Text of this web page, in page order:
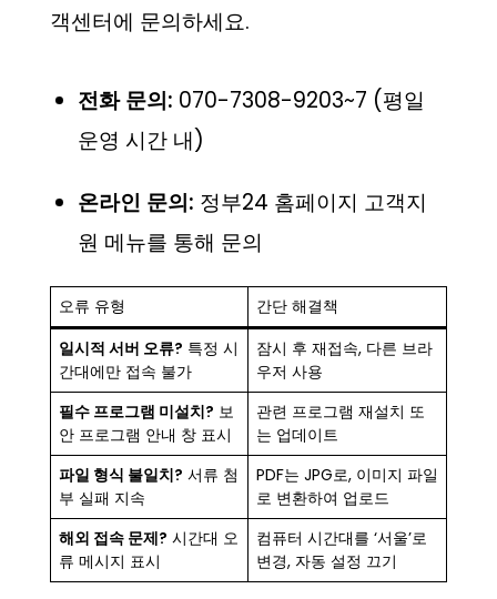
객센터에 문의하세요.
전화 문의: 070-7308-9203~7 (평일
운영 시간 내)
온라인 문의: 정부24 홈페이지 고객지
원 메뉴를 통해 문의
오류 유형
간단 해결책
일시적 서버 오류? 특정 시
간대에만 접속 불가
잠시 후 재접속, 다른 브라
우저 사용
필수 프로그램 미설치? 보
안 프로그램 안내 창 표시
관련 프로그램 재설치 또
는 업데이트
파일 형식 불일치? 서류 첨
부 실패 지속
PDF는 JPG로, 이미지 파일
로 변환하여 업로드
해외 접속 문제? 시간대 오
류 메시지 표시
컴퓨터 시간대를 ‘서울’로
변경, 자동 설정 끄기